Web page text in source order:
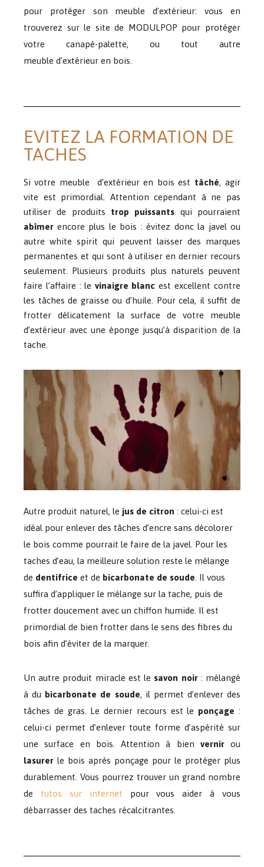
pour protéger son meuble d’extérieur: vous en
trouverez sur le site de MODULPOP pour protéger
votre canapé-palette, ou tout autre
meuble d’extérieur en bois.
EVITEZ LA FORMATION DE
TACHES
Si votre meuble d’extérieur en bois est tâché, agir
vite est primordial. Attention cependant à ne pas
utiliser de produits trop puissants qui pourraient
abîmer encore plus le bois : évitez donc la javel ou
autre white spirit qui peuvent laisser des marques
permanentes et qui sont à utiliser en dernier recours
seulement. Plusieurs produits plus naturels peuvent
faire l’affaire : le vinaigre blanc est excellent contre
les tâches de graisse ou d’huile. Pour cela, il suffit de
frotter délicatement la surface de votre meuble
d’extérieur avec une éponge jusqu’à disparition de la
tache.
Autre produit naturel, le jus de citron : celui-ci est
idéal pour enlever des tâches d’encre sans décolorer
le bois comme pourrait le faire de la javel. Pour les
taches d’eau, la meilleure solution reste le mélange
de dentifrice et de bicarbonate de soude Il vous
suffira d’appliquer le mélange sur la tache, puis de
frotter doucement avec un chiffon humide. Il est
primordial de bien frotter dans le sens des fibres du
bois afin d’éviter de la marquer.
Un autre produit miracle est le savon noir: mélangé
à du bicarbonate de soude, il permet d’enlever des
tâches de gras. Le dernier recours est le ponçage:
celui-ci permet d’enlever toute forme d’aspérité sur
une surface en bois. Attention à bien vernir ou
lasurer le bois après ponçage pour le protéger plus
durablement. Vous pourrez trouver un grand nombre
de tutos sur internet pour vous aider à vous
débarrasser des taches récalcitrantes.